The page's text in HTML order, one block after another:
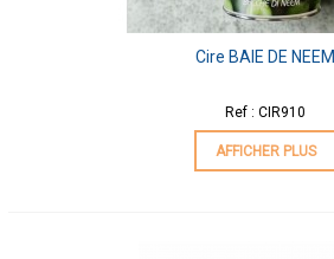
Cire BAIE DE NEEM
Ref : CIR910
AFFICHER PLUS